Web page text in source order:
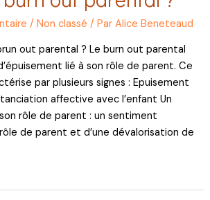
/Non classé / ParAlice Beneteaud
out parental ? Le burn out parental
lié à son rôle de parent. Ce
par plusieurs signes : Epuisement
affective avec l’enfant Un
rôle de parent : un sentiment
de parent et d’une dévalorisation de